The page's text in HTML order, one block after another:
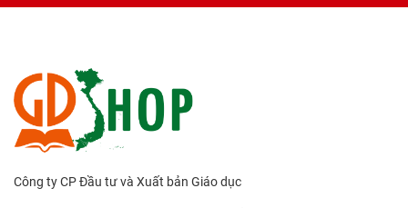
Công ty CP Đầu tư và Xuất bản Giáo dục